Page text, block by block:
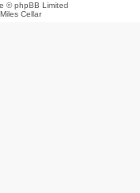
© phpBB Limited
Miles Cellar